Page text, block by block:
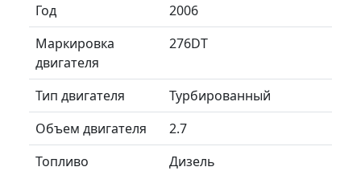
Год
2006
Маркировка
двигателя
276DT
Тип двигателя
Турбированный
Объем двигателя
2.7
Топливо
Дизель